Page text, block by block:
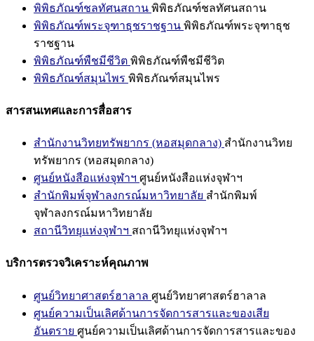
พิพิธภัณฑ์ชลทัศนสถาน พิพิธภัณฑ์ชลทัศนสถาน
พิพิธภัณฑ์พระจุฑาธุชราชฐาน พิพิธภัณฑ์พระจุฑาธุช
ราชฐาน
พิพิธภัณฑ์พืชมีชีวิต พิพิธภัณฑ์พืชมีชีวิต
พิพิธภัณฑ์สมุนไพร พิพิธภัณฑ์สมุนไพร
สารสนเทศและการสื่อสาร
สำนักงานวิทยทรัพยากร (หอสมุดกลาง) สำนักงานวิทย
ทรัพยากร (หอสมุดกลาง)
ศูนย์หนังสือแห่งจุฬาฯ ศูนย์หนังสือแห่งจุฬาฯ
สำนักพิมพ์จุฬาลงกรณ์มหาวิทยาลัย สำนักพิมพ์
จุฬาลงกรณ์มหาวิทยาลัย
สถานีวิทยุแห่งจุฬาฯ สถานีวิทยุแห่งจุฬาฯ
บริการตรวจวิเคราะห์คุณภาพ
ศูนย์วิทยาศาสตร์ฮาลาล ศูนย์วิทยาศาสตร์ฮาลาล
ศูนย์ความเป็นเลิศด้านการจัดการสารและของเสีย
อันตราย ศูนย์ความเป็นเลิศด้านการจัดการสารและของ